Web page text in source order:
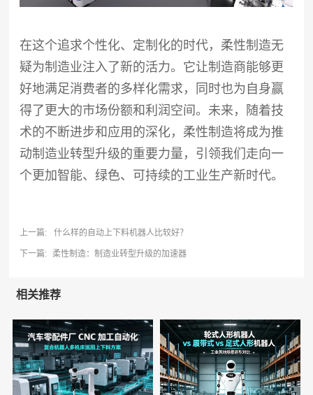
在这个追求个性化、定制化的时代，柔性制造无
疑为制造业注入了新的活力。它让制造商能够更
好地满足消费者的多样化需求，同时也为自身赢
得了更大的市场份额和利润空间。未来，随着技
术的不断进步和应用的深化，柔性制造将成为推
动制造业转型升级的重要力量，引领我们走向一
个更加智能、绿色、可持续的工业生产新时代。
上一篇: 什么样的自动上下料机器人比较好？
下一篇: 柔性制造：制造业转型升级的加速器
相关推荐